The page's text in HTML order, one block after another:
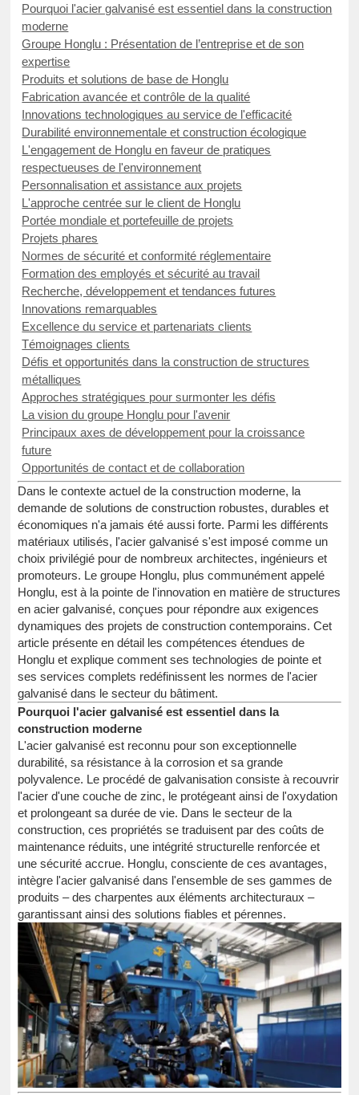
Pourquoi l'acier galvanisé est essentiel dans la construction
moderne
Groupe Honglu : Présentation de l’entreprise et de son
expertise
Produits et solutions de base de Honglu
Fabrication avancée et contrôle de la qualité
Innovations technologiques au service de l'efficacité
Durabilité environnementale et construction écologique
L'engagement de Honglu en faveur de pratiques
respectueuses de l'environnement
Personnalisation et assistance aux projets
L'approche centrée sur le client de Honglu
Portée mondiale et portefeuille de projets
Projets phares
Normes de sécurité et conformité réglementaire
Formation des employés et sécurité au travail
Recherche, développement et tendances futures
Innovations remarquables
Excellence du service et partenariats clients
Témoignages clients
Défis et opportunités dans la construction de structures
métalliques
Approches stratégiques pour surmonter les défis
La vision du groupe Honglu pour l'avenir
Principaux axes de développement pour la croissance
future
Opportunités de contact et de collaboration
Dans le contexte actuel de la construction moderne, la
demande de solutions de construction robustes, durables et
économiques n'a jamais été aussi forte. Parmi les différents
matériaux utilisés, l'acier galvanisé s'est imposé comme un
choix privilégié pour de nombreux architectes, ingénieurs et
promoteurs. Le groupe Honglu, plus communément appelé
Honglu, est à la pointe de l'innovation en matière de structures
en acier galvanisé, conçues pour répondre aux exigences
dynamiques des projets de construction contemporains. Cet
article présente en détail les compétences étendues de
Honglu et explique comment ses technologies de pointe et
ses services complets redéfinissent les normes de l'acier
galvanisé dans le secteur du bâtiment.
Pourquoi l'acier galvanisé est essentiel dans la
construction moderne
L'acier galvanisé est reconnu pour son exceptionnelle
durabilité, sa résistance à la corrosion et sa grande
polyvalence. Le procédé de galvanisation consiste à recouvrir
l'acier d'une couche de zinc, le protégeant ainsi de l'oxydation
et prolongeant sa durée de vie. Dans le secteur de la
construction, ces propriétés se traduisent par des coûts de
maintenance réduits, une intégrité structurelle renforcée et
une sécurité accrue. Honglu, consciente de ces avantages,
intègre l'acier galvanisé dans l'ensemble de ses gammes de
produits – des charpentes aux éléments architecturaux –
garantissant ainsi des solutions fiables et pérennes.